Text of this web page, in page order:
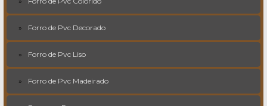
Forro de Pvc Decorado
Forro de Pvc Liso
Forro de Pvc Madeirado